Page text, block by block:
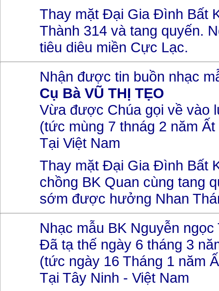
Thay mặt Đại Gia Đình Bất
Thành 314 và tang quyến.
tiêu diêu miền Cực Lạc.
Nhận được tin buồn nhạc
Cụ Bà VŨ THỊ TẸO
Vừa được Chúa gọi về vào
(tức mùng 7 thnág 2 năm Ất
Tại Việt Nam
Thay mặt Đại Gia Đình Bất
chồng BK Quan cùng tang
sớm được hưởng Nhan
Nhạc mẫu BK Nguyễn ngọc
Đã tạ thế ngày 6 tháng 3
(tức ngày 16 Tháng 1 năm
Tại Tây Ninh - Việt Nam